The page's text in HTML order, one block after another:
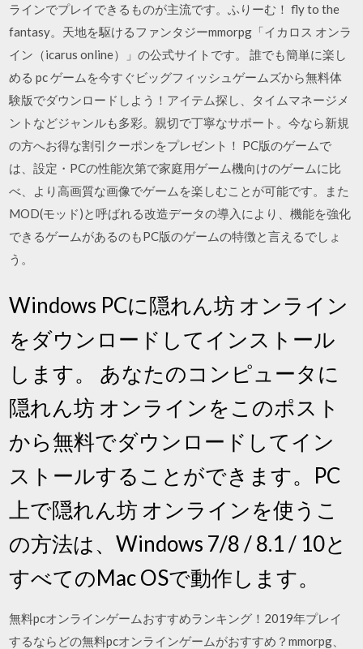
ラインでプレイできるものが主流です。ふりーむ！ fly to the
fantasy。天地を駆けるファンタジーmmorpg「イカロス オンラ
イン（icarus online）」の公式サイトです。 誰でも簡単に楽し
める pc ゲームを今すぐビッグフィッシュゲームズから無料体
験版でダウンロードしよう！アイテム探し、タイムマネージメ
ントなどジャンルも多彩。親切で丁寧なサポート。今なら新規
の方へお得な割引クーポンをプレゼント！ PC版のゲームで
は、設定・PCの性能次第で家庭用ゲーム機向けのゲームに比
べ、より高画質な画像でゲームを楽しむことが可能です。また
MOD(モッド)と呼ばれる改造データの導入により、機能を強化
できるゲームがあるのもPC版のゲームの特徴と言えるでしょ
う。
Windows PCに隠れん坊 オンライン
をダウンロードしてインストール
します。 あなたのコンピュータに
隠れん坊 オンラインをこのポスト
から無料でダウンロードしてイン
ストールすることができます。PC
上で隠れん坊 オンラインを使うこ
の方法は、Windows 7/8 / 8.1 / 10と
すべてのMac OSで動作します。
無料pcオンラインゲームおすすめランキング！2019年プレイ
するならどの無料pcオンラインゲームがおすすめ？mmorpg、